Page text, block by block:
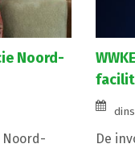
Noord-
Noord-
De